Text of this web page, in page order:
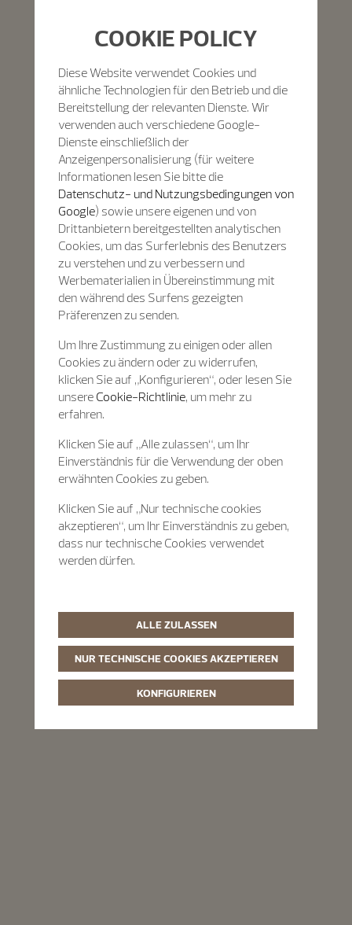
COOKIE POLICY
Diese Website verwendet Cookies und
ähnliche Technologien für den Betrieb und die
Bereitstellung der relevanten Dienste. Wir
verwenden auch verschiedene Google-
Dienste einschließlich der
Anzeigenpersonalisierung (für weitere
Informationen lesen Sie bitte die
Datenschutz- und Nutzungsbedingungen von
Google) sowie unsere eigenen und von
Drittanbietern bereitgestellten analytischen
Cookies, um das Surferlebnis des Benutzers
zu verstehen und zu verbessern und
Werbematerialien in Übereinstimmung mit
den während des Surfens gezeigten
Präferenzen zu senden.
Um Ihre Zustimmung zu einigen oder allen
Cookies zu ändern oder zu widerrufen,
klicken Sie auf „Konfigurieren“, oder lesen Sie
unsere Cookie-Richtlinie, um mehr zu
erfahren.
Klicken Sie auf „Alle zulassen“, um Ihr
Einverständnis für die Verwendung der oben
erwähnten Cookies zu geben.
Klicken Sie auf „Nur technische cookies
akzeptieren“, um Ihr Einverständnis zu geben,
dass nur technische Cookies verwendet
werden dürfen.
ALLE ZULASSEN
NUR TECHNISCHE COOKIES AKZEPTIEREN
KONFIGURIEREN